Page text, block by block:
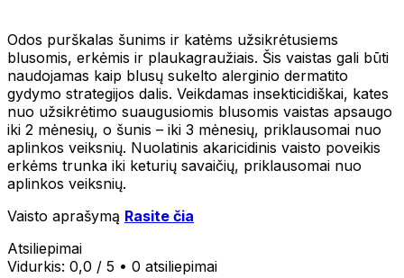
Odos purškalas šunims ir katėms užsikrėtusiems
blusomis, erkėmis ir plaukagraužiais. Šis vaistas gali būti
naudojamas kaip blusų sukelto alerginio dermatito
gydymo strategijos dalis. Veikdamas insekticidiškai, kates
nuo užsikrėtimo suaugusiomis blusomis vaistas apsaugo
iki 2 mėnesių, o šunis – iki 3 mėnesių, priklausomai nuo
aplinkos veiksnių. Nuolatinis akaricidinis vaisto poveikis
erkėms trunka iki keturių savaičių, priklausomai nuo
aplinkos veiksnių.
Vaisto aprašymą Rasite čia
Atsiliepimai
Vidurkis: 0,0 / 5 • 0 atsiliepimai